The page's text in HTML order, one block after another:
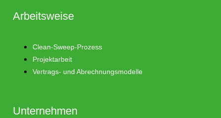
Arbeitsweise
Clean-Sweep-Prozess
Projektarbeit
Vertrags- und Abrechnungsmodelle
Unternehmen